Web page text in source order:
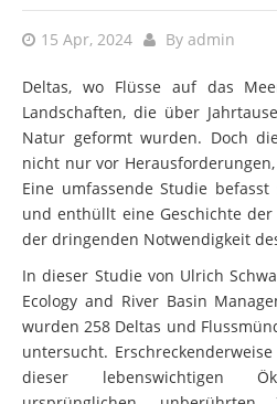
15 Apr, 2024 By admin
Deltas, wo Flüsse auf das
Landschaften, die über
Natur geformt wurden. Doch
nicht nur vor
Eine umfassende Studie
und enthüllt eine Geschichte
der dringenden Notwendigkeit
In dieser Studie von Ulrich
Ecology and River Basin
wurden 258 Deltas und
untersucht.
dieser lebenswichtigen